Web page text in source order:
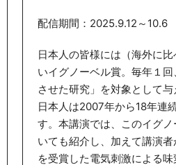
配信期間：2025.9.12～10.6
日本人の皆様には（海外に
いイグノーベル賞。毎年１回
させた研究」を対象として与
日本人は2007年から18年連
す。本講演では、このイグ
いても紹介し、加えて講演
を受賞した電気刺激による味